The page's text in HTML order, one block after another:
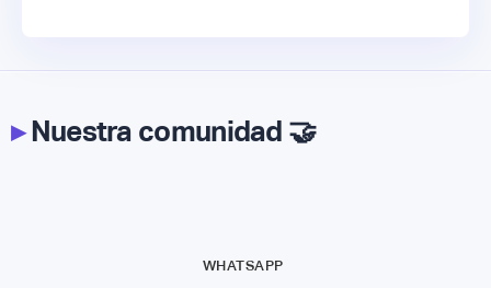
▸Nuestra comunidad 🤝
WHATSAPP